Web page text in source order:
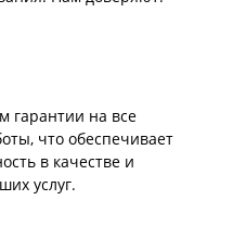
гарантии на все
что обеспечивает
в качестве и
услуг.